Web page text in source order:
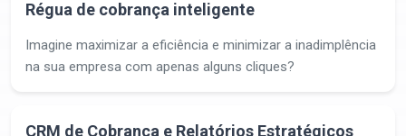
Régua de cobrança inteligente
Imagine maximizar a eficiência e minimizar a inadimplência
na sua empresa com apenas alguns cliques?
CRM de Cobrança e Relatórios Estratégicos